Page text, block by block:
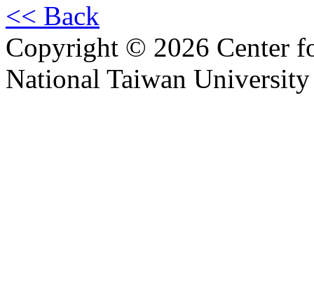
<< Back
Copyright © 2026 Center
National Taiwan University